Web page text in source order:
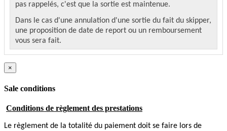
pas rappelés, c'est que la sortie est maintenue.
Dans le cas d'une annulation d'une sortie du fait du skipper,
une proposition de date de report ou un remboursement
vous sera fait.
Si l'annulation est du fait du participant, au-delà de 30
jours avant la sortie, aucun remboursement ne sera
×
Sale conditions
Conditions de règlement des prestations
Le règlement de la totalité du paiement doit se faire lors de